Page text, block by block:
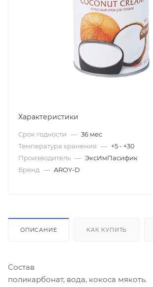
Характеристики
Срок годности — 36 мес
Температура хранения — +5 - +30
Производитель — ЭксИмПасифик
Бренд — AROY-D
ОПИСАНИЕ КАК КУПИТЬ
Состав
поликарбонат, вода, кокоса мякоть.